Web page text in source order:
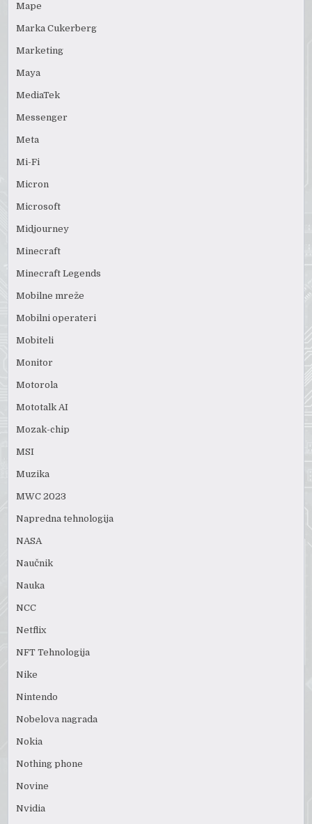
Mape
Marka Cukerberg
Marketing
Maya
MediaTek
Messenger
Meta
Mi-Fi
Micron
Microsoft
Midjourney
Minecraft
Minecraft Legends
Mobilne mreže
Mobilni operateri
Mobiteli
Monitor
Motorola
Mototalk AI
Mozak-chip
MSI
Muzika
MWC 2023
Napredna tehnologija
NASA
Naučnik
Nauka
NCC
Netflix
NFT Tehnologija
Nike
Nintendo
Nobelova nagrada
Nokia
Nothing phone
Novine
Nvidia